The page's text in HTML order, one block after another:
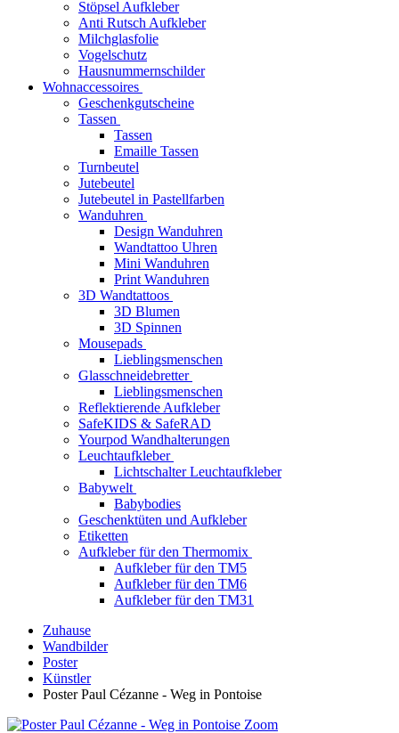
Stöpsel Aufkleber
Anti Rutsch Aufkleber
Milchglasfolie
Vogelschutz
Hausnummernschilder
Wohnaccessoires
Geschenkgutscheine
Tassen
Tassen
Emaille Tassen
Turnbeutel
Jutebeutel
Jutebeutel in Pastellfarben
Wanduhren
Design Wanduhren
Wandtattoo Uhren
Mini Wanduhren
Print Wanduhren
3D Wandtattoos
3D Blumen
3D Spinnen
Mousepads
Lieblingsmenschen
Glasschneidebretter
Lieblingsmenschen
Reflektierende Aufkleber
SafeKIDS & SafeRAD
Yourpod Wandhalterungen
Leuchtaufkleber
Lichtschalter Leuchtaufkleber
Babywelt
Babybodies
Geschenktüten und Aufkleber
Etiketten
Aufkleber für den Thermomix
Aufkleber für den TM5
Aufkleber für den TM6
Aufkleber für den TM31
Zuhause
Wandbilder
Poster
Künstler
Poster Paul Cézanne - Weg in Pontoise
Zoom